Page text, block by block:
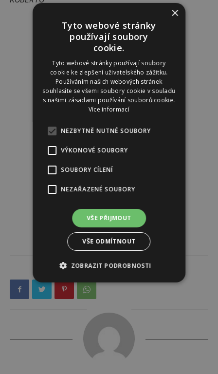
Reklama
×
Tyto webové stránky
používají soubory
cookie.
Tyto webové stránky používají soubory
cookie ke zlepšení uživatelského zážitku.
Používáním našich webových stránek
souhlasíte se všemi soubory cookie v souladu
s našimi zásadami používání souborů cookie.
Více informací
NEZBYTNĚ NUTNÉ SOUBORY
VÝKONOVÉ SOUBORY
SOUBORY CÍLENÍ
NEZAŘAZENÉ SOUBORY
VŠE PŘIJMOUT
VŠE ODMÍTNOUT
ZOBRAZIT PODROBNOSTI